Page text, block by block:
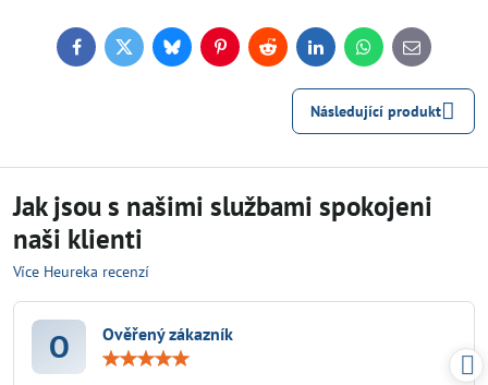
FacebookTwitterBlueskyPinterestReddit LinkedInWhatsApp
E-
mail
Následující produkt
Jak jsou s našimi službami spokojeni
naši klienti
Více Heureka recenzí
O Ověřený zákazník